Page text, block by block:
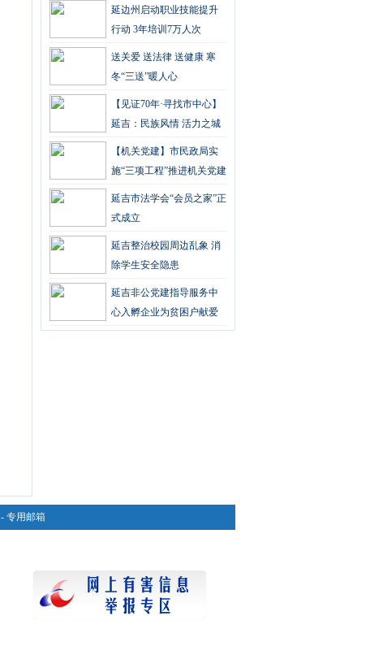
延边州启动职业技能提升
行动 3年培训7万人次
送关爱 送法律 送健康 寒
冬“三送”暖人心
【见证70年·寻找市中心】
延吉：民族风情 活力之城
【机关党建】市民政局实
施“三项工程”推进机关党建
工作
延吉市法学会“会员之家”正
式成立
延吉整治校园周边乱象 消
除学生安全隐患
延吉非公党建指导服务中
心入孵企业为贫困户献爱
心
- 专用邮箱